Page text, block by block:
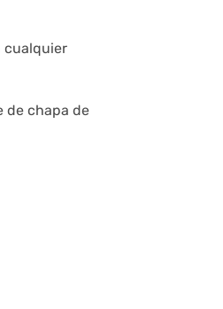
cualquier
de chapa de